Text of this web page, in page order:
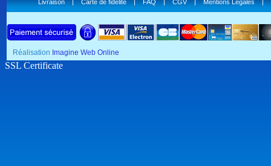
Livraison|Carte de fidélité|FAQ|CGV|Mentions Légales|
Réalisation Imagine Web Online
SSL Certificate